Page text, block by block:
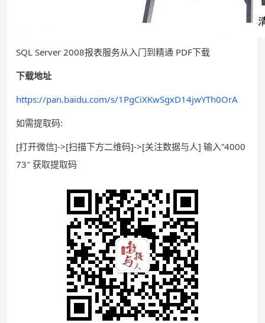
SQL Server 2008报表服务从入门到精通 PDF下载
下载地址
https://pan.baidu.com/s/1PgCiXKwSgxD14jwYTh0OrA
如需提取码:
[打开微信]->[扫描下方二维码]->[关注数据与人] 输入”4000
73″ 获取提取码